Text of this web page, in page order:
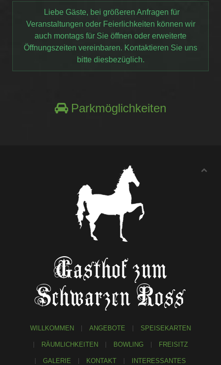
Liebe Gäste, bei größeren Anfragen für
Veranstaltungen oder Feierlichkeiten können wir
auch montags für Sie öffnen oder erweiterte
Öffnungszeiten vereinbaren. Kontaktieren Sie uns
bitte diesbezüglich.
Parkmöglichkeiten
Gasthof zum
Schwarzen Ross
WILLKOMMEN ANGEBOTE SPEISEKARTEN
RÄUMLICHKEITEN BOWLING FREISITZ
GALERIE KONTAKT INTERESSANTES